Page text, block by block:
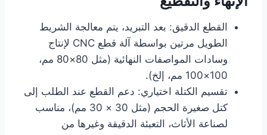
القطع الدقيق: بعد التبريد، يتم معالجة الشريط
الطويل مرتين بواسطة آلة قطع CNC لإنتاج
وسادات المواصفات النهائية (مثل 80×80 مم،
100×100 مم، إلخ).
تقسيم الكتلة اختياري: دعم القطع عند الطلب إلى
كتل صغيرة الحجم (مثل 30 × 30 مم)، مناسب
لصناعة الأثاث، التعبئة الدقيقة وغيرها من